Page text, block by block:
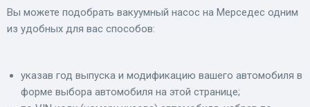
Вы можете подобрать вакуумный насос на Мерседес одним
из удобных для вас способов:
указав год выпуска и модификацию вашего автомобиля в
форме выбора автомобиля на этой странице;